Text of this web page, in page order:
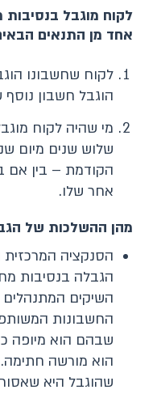
לקוח מוגבל בנסיבות
אחד מן התנאים
לקוח שחשבונו
הוגבל חשבון נוסף
מי שהיה לקוח
שלוש שנים מיום
הקודמת – בין אם
אחר שלו.
מהן ההשלכות של
הסנקציה
הגבלה בנסיבות
השיקים המתנהלים
החשבונות
שבהם הוא מיופה
הוא מורשה
שהוגבל היא